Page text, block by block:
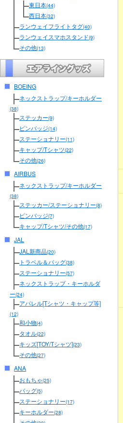
東日本(44)
西日本(32)
ランウェイフライトタグ(40)
ランウェイスマホスタンド(9)
その他(13)
BOEING
ネックストラップ/キーホルダー
(38)
ステッカー(9)
ピンバッジ(14)
ステーショナリー(11)
キャップ/Tシャツ(22)
その他(26)
AIRBUS
ネックストラップ/キーホルダー
(38)
ステッカー/ステーショナリー(8)
ピンバッジ(7)
キャップ/Tシャツ/その他(17)
JAL
JAL新商品(20)
トラベル＆バッグ(38)
ステーショナリー(57)
ネックストラップ・キーホルダ
ー(24)
アパレル[Tシャツ・キャップ等]
(12)
和小物(4)
タオル(22)
キッズ[TOY/Tシャツ](23)
その他(27)
ANA
おもちゃ(25)
バッグ(5)
ステーショナリー(17)
キーホルダー(28)